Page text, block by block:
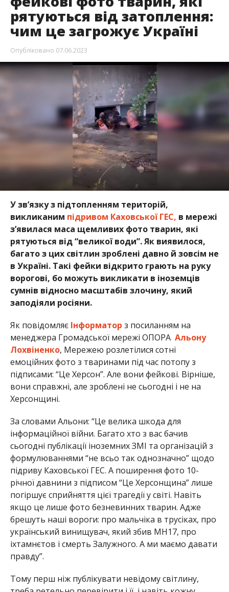
рятуються від затоплення:
чим це загрожує Україні
Опубліковано 07.06.2023
У зв’язку з підтопленням територій,
викликаним підривом Каховської ГЕС, в мережі
з’явилася маса щемливих фото тварин, які
рятуються від “великої води”. Як виявилося,
багато з цих світлин зроблені давно й зовсім не
в Україні. Такі фейки відкрито грають на руку
ворогові, бо можуть викликати в іноземців
сумнів відносно масштабів злочину, який
заподіяли росіяни.
Як повідомляє Інформатор з посиланням на
менеджера Громадської мережі ОПОРА Альону
Лохвіненко, Мережею розлетілися сотні
емоційних фото з тваринами під час потопу з
підписами: “Це Херсон”. Але вони фейкові. Вірніше,
вони справжні, але зроблені не сьогодні і не на
Херсонщині.
За словами Альони: “Це велика шкода для
інформаційної війни. Багато хто з вас бачив
сьогодні публікації іноземних ЗМІ та організацій з
формулюваннями “не всьо так однозначно” щодо
підриву Каховської ГЕС. А поширення фото 10-
річної давнини з підписом “Це Херсонщина” лише
погіршує сприйняття цієї трагедії у світі. Навіть
якщо це лише фото безневинних тварин. Адже
брешуть наші вороги: про мальчіка в трусіках, про
український винищувач, який збив МН17, про
іхтамнєтов і смерть Залужного. А ми маємо давати
правду”.
Тому перш ніж публікувати невідому світлину,